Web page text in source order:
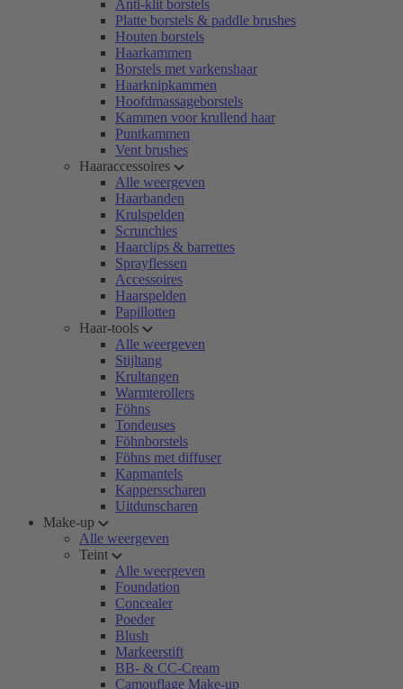
Anti-klit borstels
Platte borstels & paddle brushes
Houten borstels
Haarkammen
Borstels met varkenshaar
Haarknipkammen
Hoofdmassageborstels
Kammen voor krullend haar
Puntkammen
Vent brushes
Haaraccessoires
Alle weergeven
Haarbanden
Krulspelden
Scrunchies
Haarclips & barrettes
Sprayflessen
Accessoires
Haarspelden
Papillotten
Haar-tools
Alle weergeven
Stijltang
Krultangen
Warmterollers
Föhns
Tondeuses
Föhnborstels
Föhns met diffuser
Kapmantels
Kappersscharen
Uitdunscharen
Make-up
Alle weergeven
Teint
Alle weergeven
Foundation
Concealer
Poeder
Blush
Markeerstift
BB- & CC-Cream
Camouflage Make-up